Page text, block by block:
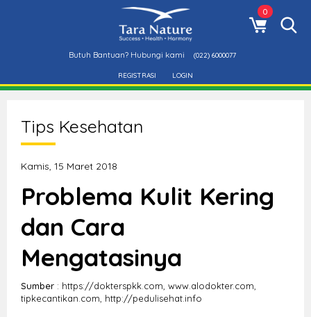
0
Butuh Bantuan? Hubungi kami (022) 6000077
REGISTRASI LOGIN
Tips Kesehatan
Kamis, 15 Maret 2018
Problema Kulit Kering
dan Cara
Mengatasinya
Sumber : https://dokterspkk.com, www.alodokter.com,
tipkecantikan.com, http://pedulisehat.info